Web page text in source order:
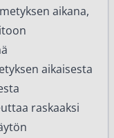
aikana,
aikaisesta
raskaaksi